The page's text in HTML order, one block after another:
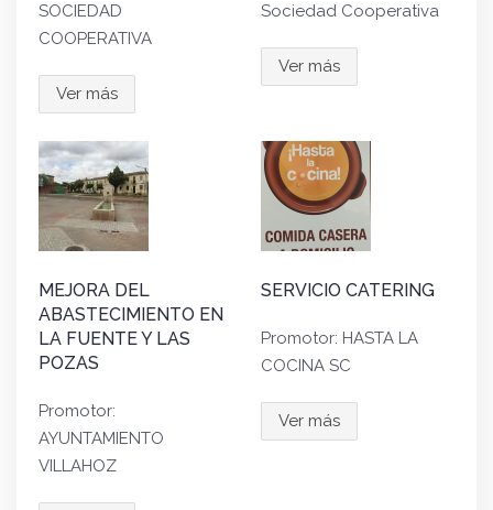
SOCIEDAD
COOPERATIVA
Ver más
Sociedad Cooperativa
Ver más
MEJORA DEL
ABASTECIMIENTO EN
LA FUENTE Y LAS
POZAS
Promotor:
AYUNTAMIENTO
VILLAHOZ
SERVICIO CATERING
Promotor: HASTA LA
COCINA SC
Ver más